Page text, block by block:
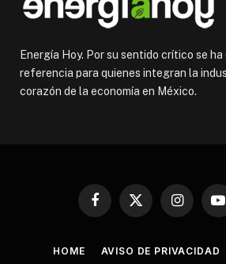
Energía Hoy. Por su sentido crítico se
referencia para quienes integran la
corazón de la economía en México.
Facebook
X
Instagram
HOME AVISO DE PRIVACIDAD